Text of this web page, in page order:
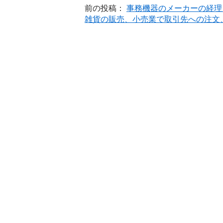
前の投稿： 事務機器のメーカーの経
雑貨の販売、小売業で取引先への注